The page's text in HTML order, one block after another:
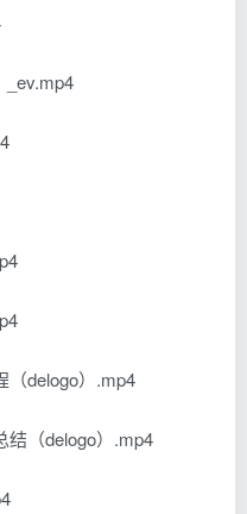
_ev.mp4
（delogo）.mp4
结（delogo）.mp4